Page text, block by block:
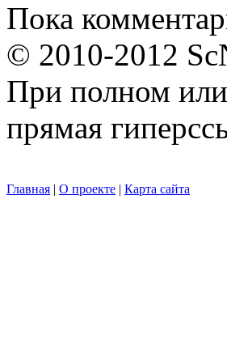
Пока
© 2010-2012
При полном или
прямая
Главная | О проекте | Карта сайта